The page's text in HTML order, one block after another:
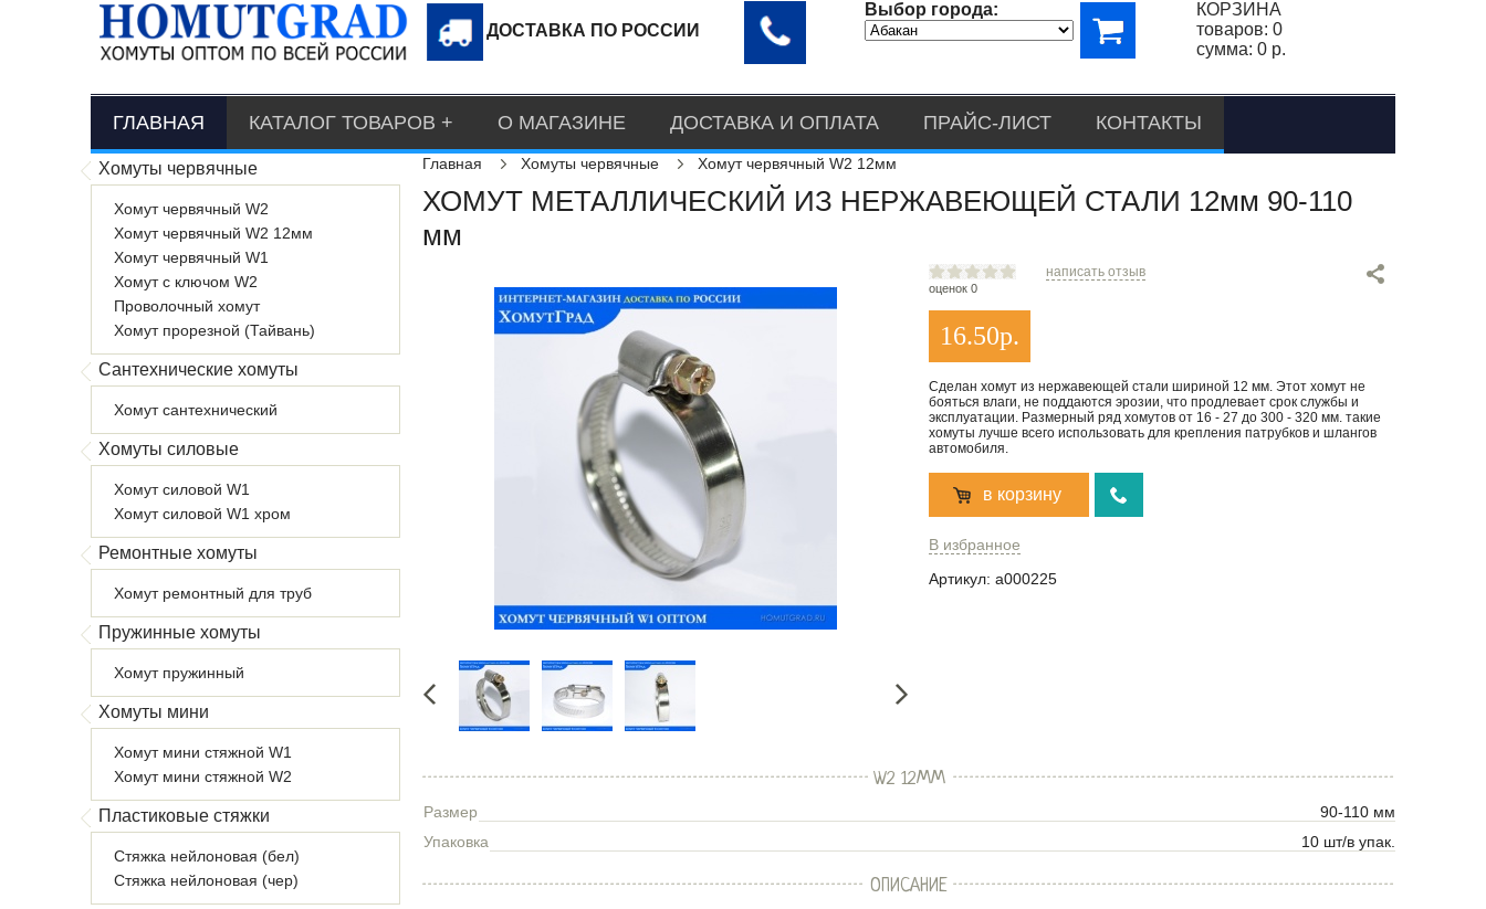
ДОСТАВКА ПО РОССИИ
Выбор города:
КОРЗИНА
товаров: 0
сумма: 0 р.
ГЛАВНАЯ КАТАЛОГ ТОВАРОВ О МАГАЗИНЕ ДОСТАВКА И ОПЛАТА ПРАЙС-ЛИСТ КОНТАКТЫ
Хомуты червячные
Хомут червячный W2
Хомут червячный W2 12мм
Хомут червячный W1
Хомут с ключом W2
Проволочный хомут
Хомут прорезной (Тайвань)
Сантехнические хомуты
Хомут сантехнический
Хомуты силовые
Хомут силовой W1
Хомут силовой W1 хром
Ремонтные хомуты
Хомут ремонтный для труб
Пружинные хомуты
Хомут пружинный
Хомуты мини
Хомут мини стяжной W1
Хомут мини стяжной W2
Пластиковые стяжки
Стяжка нейлоновая (бел)
Стяжка нейлоновая (чер)
Главная Хомуты червячные Хомут червячный W2 12мм
ХОМУТ МЕТАЛЛИЧЕСКИЙ ИЗ НЕРЖАВЕЮЩЕЙ СТАЛИ 12мм 90-110
мм
оценок 0
написать отзыв
16.50р.
Сделан хомут из нержавеющей стали шириной 12 мм. Этот хомут не
бояться влаги, не поддаются эрозии, что продлевает срок службы и
эксплуатации. Размерный ряд хомутов от 16 - 27 до 300 - 320 мм. такие
хомуты лучше всего использовать для крепления патрубков и шлангов
автомобиля.
в корзину
В избранное
Артикул: a000225
W2 12ММ
Размер
90-110 мм
Упаковка
10 шт/в упак.
ОПИСАНИЕ